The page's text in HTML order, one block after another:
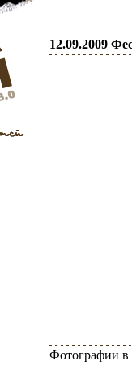
12.09.2009
Фотографии в